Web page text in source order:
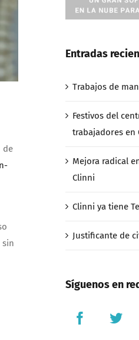
de
sin
Entradas
Trabajos de
Festivos del
trabajadores en
Mejora radical
Clinni
Clinni ya tiene
Justificante de
Síguenos en